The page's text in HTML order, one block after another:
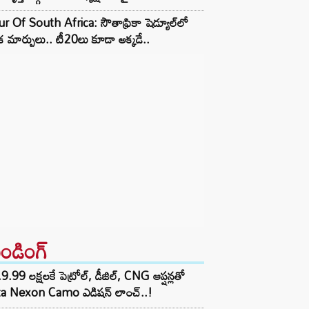
Of South Africa: సౌతాఫ్రికా షెడ్యూల్‌లో
మార్పులు.. టీ20లు కూడా అక్కడే..
లక్షలకే పెట్రోల్, డీజిల్, CNG ఆప్షన్లతో
Nexon Camo ఎడిషన్ లాంచ్..!